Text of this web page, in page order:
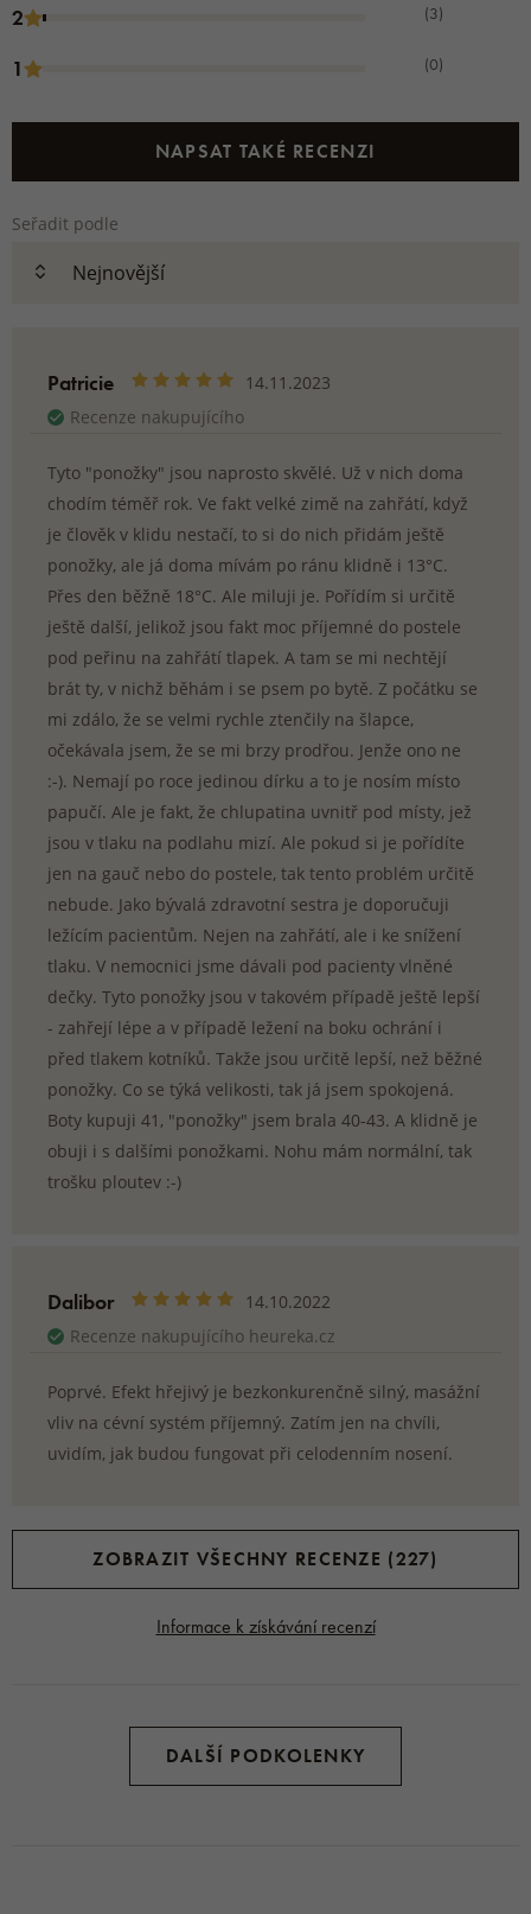
Rozměry:
36-39 - 20 x 28 x 30 cm
40-43 - 22 x 30 x 30 cm
44-47 -24 x 34 x 31 cm
2 (3)
1 (0)
NAPSAT TAKÉ RECENZI
Seřadit podle
Patricie
14.11.2023
Recenze nakupujícího
Tyto "ponožky" jsou naprosto skvělé. Už v nich doma
chodím téměř rok. Ve fakt velké zimě na zahřátí, když
je člověk v klidu nestačí, to si do nich přidám ještě
ponožky, ale já doma mívám po ránu klidně i 13°C.
Přes den běžně 18°C. Ale miluji je. Pořídím si určitě
ještě další, jelikož jsou fakt moc příjemné do postele
pod peřinu na zahřátí tlapek. A tam se mi nechtějí
brát ty, v nichž běhám i se psem po bytě. Z počátku se
mi zdálo, že se velmi rychle ztenčily na šlapce,
očekávala jsem, že se mi brzy prodřou. Jenže ono ne
:-). Nemají po roce jedinou dírku a to je nosím místo
papučí. Ale je fakt, že chlupatina uvnitř pod místy, jež
jsou v tlaku na podlahu mizí. Ale pokud si je pořídíte
jen na gauč nebo do postele, tak tento problém určitě
nebude. Jako bývalá zdravotní sestra je doporučuji
ležícím pacientům. Nejen na zahřátí, ale i ke snížení
tlaku. V nemocnici jsme dávali pod pacienty vlněné
dečky. Tyto ponožky jsou v takovém případě ještě lepší
- zahřejí lépe a v případě ležení na boku ochrání i
před tlakem kotníků. Takže jsou určitě lepší, než běžné
ponožky. Co se týká velikosti, tak já jsem spokojená.
Boty kupuji 41, "ponožky" jsem brala 40-43. A klidně je
obuji i s dalšími ponožkami. Nohu mám normální, tak
trošku ploutev :-)
Dalibor
14.10.2022
Recenze nakupujícího heureka.cz
Poprvé. Efekt hřejivý je bezkonkurenčně silný, masážní
vliv na cévní systém příjemný. Zatím jen na chvíli,
uvidím, jak budou fungovat při celodenním nosení.
ZOBRAZIT VŠECHNY RECENZE (227)
Informace k získávání recenzí
DALŠÍ PODKOLENKY